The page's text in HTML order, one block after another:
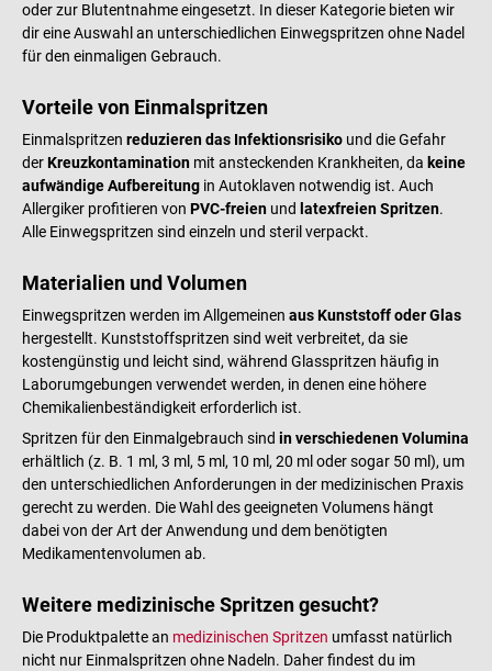
oder zur Blutentnahme eingesetzt. In dieser Kategorie bieten wir
dir eine Auswahl an unterschiedlichen Einwegspritzen ohne Nadel
für den einmaligen Gebrauch.
Vorteile von Einmalspritzen
Einmalspritzen reduzieren das Infektionsrisiko und die Gefahr
derKreuzkontamination mit ansteckenden Krankheiten, da keine
aufwändige Aufbereitung in Autoklaven notwendig ist. Auch
Allergiker profitieren von PVC-freien und latexfreien Spritzen.
Alle Einwegspritzen sind einzeln und steril verpackt.
Materialien und Volumen
Einwegspritzen werden im Allgemeinen aus Kunststoff oder Glas
hergestellt. Kunststoffspritzen sind weit verbreitet, da sie
kostengünstig und leicht sind, während Glasspritzen häufig in
Laborumgebungen verwendet werden, in denen eine höhere
Chemikalienbeständigkeit erforderlich ist.
Spritzen für den Einmalgebrauch sind in verschiedenen Volumina
erhältlich (z. B. 1 ml, 3 ml, 5 ml, 10 ml, 20 ml oder sogar 50 ml), um
den unterschiedlichen Anforderungen in der medizinischen Praxis
gerecht zu werden. Die Wahl des geeigneten Volumens hängt
dabei von der Art der Anwendung und dem benötigten
Medikamentenvolumen ab.
Weitere medizinische Spritzen gesucht?
Die Produktpalette an medizinischen Spritzen umfasst natürlich
nicht nur Einmalspritzen ohne Nadeln. Daher findest du im